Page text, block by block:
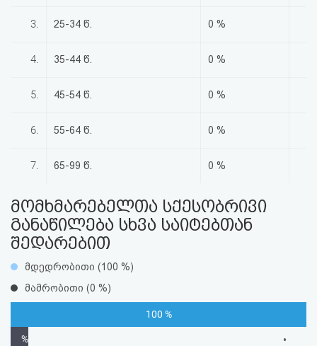
კოდი
სალიცენზიო
შეთანხმება
პასუხისმგებლობის
უარყოფა
3. 25-34 წ. 0 %
4. 35-44 წ. 0 %
5. 45-54 წ. 0 %
6. 55-64 წ. 0 %
7. 65-99 წ. 0 %
მომხმარებელთა სქესობრივი
განაწილება სხვა საიტებთან
შედარებით
მდედრობითი (100 %)
მამრობითი (0 %)
100 %
% •